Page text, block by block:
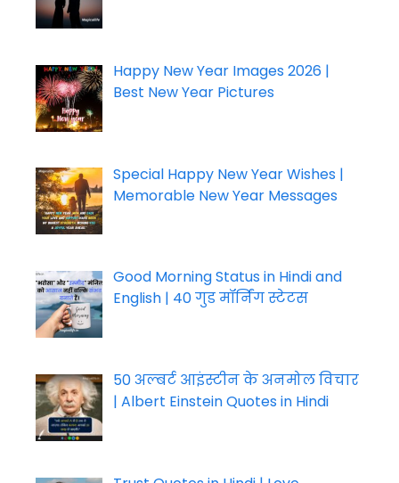
Happy New Year Images 2026 |
Best New Year Pictures
Special Happy New Year Wishes |
Memorable New Year Messages
Good Morning Status in Hindi and
English | 40 गुड मॉर्निंग स्टेटस
50 अल्बर्ट आइंस्टीन के अनमोल विचार
| Albert Einstein Quotes in Hindi